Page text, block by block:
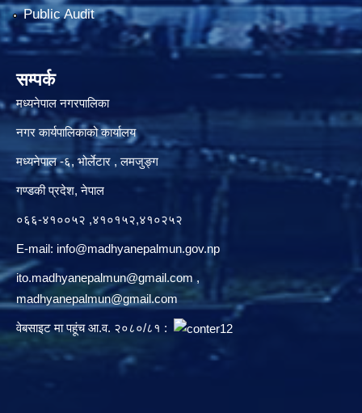
Public Audit
सम्पर्क
मध्यनेपाल नगरपालिका
नगर कार्यपालिकाको कार्यालय
मध्यनेपाल -६, भोर्लेटार , लमजुङ्ग
गण्डकी प्रदेश, नेपाल
०६६-४१००५२ ,४१०१५२,४१०२५२
E-mail: info@madhyanepalmun.gov.np
ito.madhyanepalmun@gmail.com ,
madhyanepalmun@gmail.com
वेबसाइट मा पहूंच आ.व. २०८०/८१ :